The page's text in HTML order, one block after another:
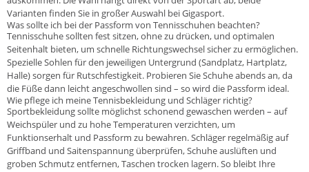
Varianten finden Sie in großer Auswahl bei Gigasport.
Was sollte ich bei der Passform von Tennisschuhen beachten?
Tennisschuhe sollten fest sitzen, ohne zu drücken, und optimalen
Seitenhalt bieten, um schnelle Richtungswechsel sicher zu ermöglichen.
Spezielle Sohlen für den jeweiligen Untergrund (Sandplatz, Hartplatz,
Halle) sorgen für Rutschfestigkeit. Probieren Sie Schuhe abends an, da
die Füße dann leicht angeschwollen sind – so wird die Passform ideal.
Wie pflege ich meine Tennisbekleidung und Schläger richtig?
Sportbekleidung sollte möglichst schonend gewaschen werden – auf
Weichspüler und zu hohe Temperaturen verzichten, um
Funktionserhalt und Passform zu bewahren. Schläger regelmäßig auf
Griffband und Saitenspannung überprüfen, Schuhe auslüften und
groben Schmutz entfernen, Taschen trocken lagern. So bleibt Ihre